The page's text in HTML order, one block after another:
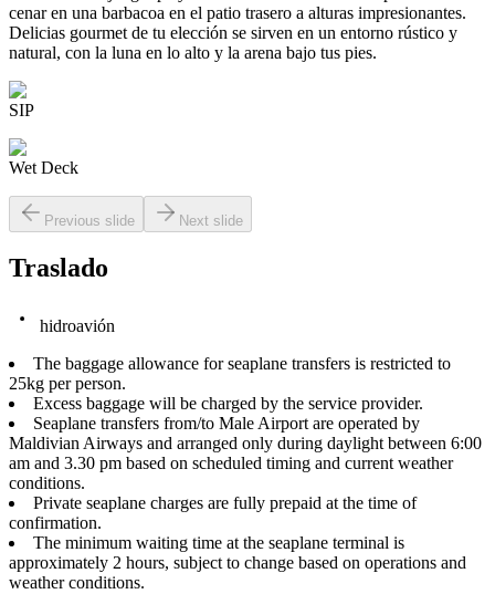
cenar en una barbacoa en el patio trasero a alturas impresionantes.
Delicias gourmet de tu elección se sirven en un entorno rústico y
natural, con la luna en lo alto y la arena bajo tus pies.
SIP
Wet Deck
Previous slide Next slide
Traslado
hidroavión
The baggage allowance for seaplane transfers is restricted to
25kg per person.
Excess baggage will be charged by the service provider.
Seaplane transfers from/to Male Airport are operated by
Maldivian Airways and arranged only during daylight between 6:00
am and 3.30 pm based on scheduled timing and current weather
conditions.
Private seaplane charges are fully prepaid at the time of
confirmation.
The minimum waiting time at the seaplane terminal is
approximately 2 hours, subject to change based on operations and
weather conditions.